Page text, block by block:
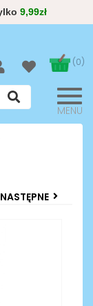
9,99zł
(0)
MENU
NASTĘPNE